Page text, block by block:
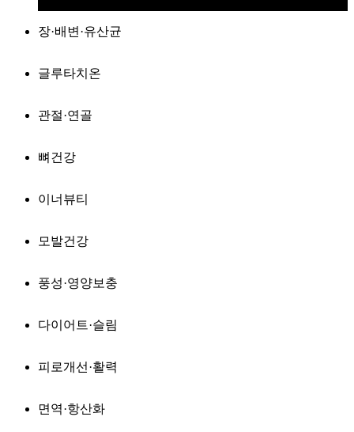
장·배변·유산균
글루타치온
관절·연골
뼈건강
이너뷰티
모발건강
풍성·영양보충
다이어트·슬림
피로개선·활력
면역·항산화